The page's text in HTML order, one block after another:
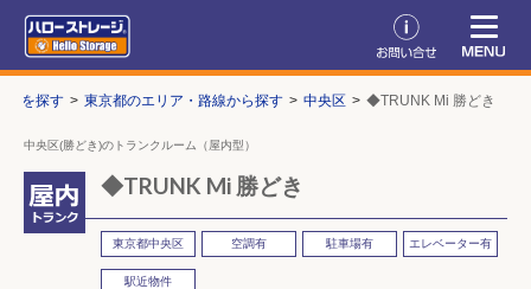
ムを探す 東京都のエリア・路線から探す 中央区 ◆TRUNK Mi 勝どき
中央区(勝どき)のトランクルーム（屋内型）
◆TRUNK Mi 勝どき
東京都中央区 空調有 駐車場有 エレベーター有
駅近物件